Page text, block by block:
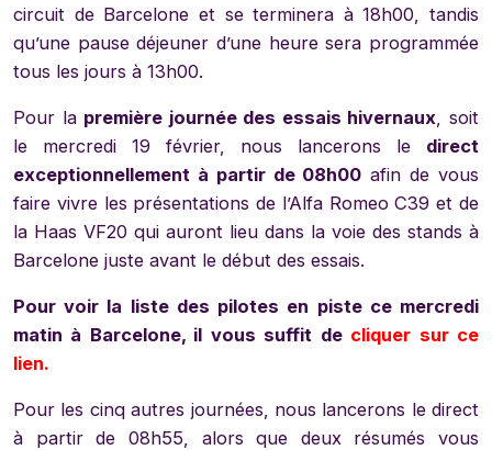
circuit de Barcelone et se terminera à 18h00, tandis
qu’une pause déjeuner d’une heure sera programmée
tous les jours à 13h00.
Pour la première journée des essais hivernaux , soit
le mercredi 19 février, nous lancerons le direct
exceptionnellement à partir de 08h00 afin de vous
faire vivre les présentations de l’Alfa Romeo C39 et de
la Haas VF20 qui auront lieu dans la voie des stands à
Barcelone juste avant le début des essais.
Pour voir la liste des pilotes en piste ce mercredi
matin à Barcelone, il vous suffit de cliquer sur ce
lien.
Pour les cinq autres journées, nous lancerons le direct
à partir de 08h55, alors que deux résumés vous